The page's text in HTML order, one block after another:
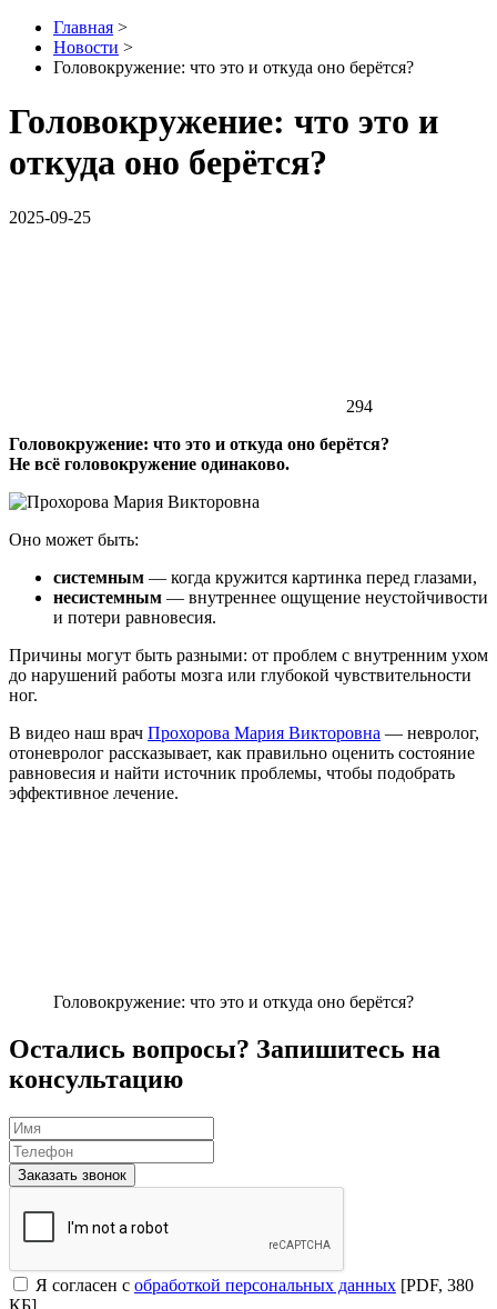
Главная >
Новости >
Головокружение: что это и откуда оно берётся?
Головокружение: что это и
откуда оно берётся?
2025-09-25
294
Головокружение: что это и откуда оно берётся?
Не всё головокружение одинаково.
Оно может быть:
системным — когда кружится картинка перед глазами,
несистемным — внутреннее ощущение неустойчивости
и потери равновесия.
Причины могут быть разными: от проблем с внутренним ухом
до нарушений работы мозга или глубокой чувствительности
ног.
В видео наш врач Прохорова Мария Викторовна — невролог,
отоневролог рассказывает, как правильно оценить состояние
равновесия и найти источник проблемы, чтобы подобрать
эффективное лечение.
Головокружение: что это и откуда оно берётся?
Остались вопросы? Запишитесь на
консультацию
Заказать звонок
Я согласен с обработкой персональных данных [PDF, 380
КБ]